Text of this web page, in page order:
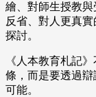
繪、對師生授教
反省、對人更真
探討。
《人本教育札記
條，而是要透過
可能。